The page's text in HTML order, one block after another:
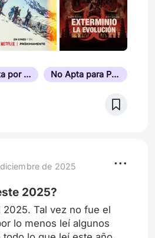
Escrita por su Director No Apta para Personas Sensibles
de 2025
2025?
2025. Tal vez no fue el
lo menos leí algunos